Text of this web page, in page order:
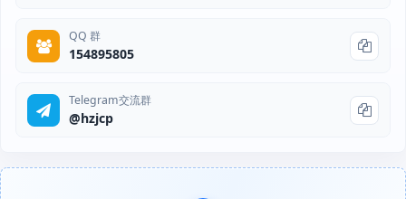
QQ 群
154895805
Telegram交流群
@hzjcp